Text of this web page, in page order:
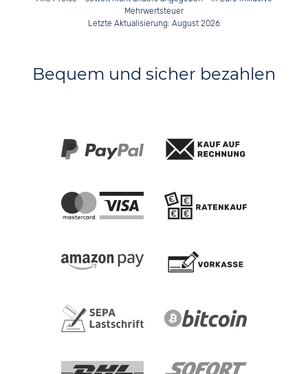
Mehrwertsteuer
Letzte Aktualisierung: August 2026
Bequem und sicher bezahlen